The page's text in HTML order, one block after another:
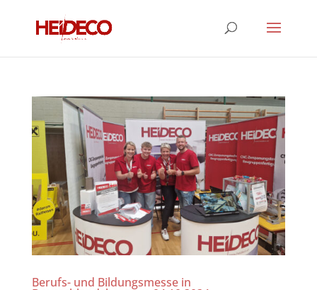
Berufs- und Bildungsmesse in